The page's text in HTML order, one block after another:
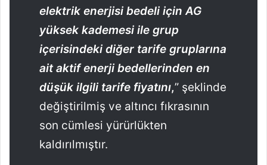
elektrik enerjisi bedeli için AG
yüksek kademesi ile grup
içerisindeki diğer tarife gruplarına
ait aktif enerji bedellerinden en
düşük ilgili tarife fiyatını,” şeklinde
değiştirilmiş ve altıncı fıkrasının
son cümlesi yürürlükten
kaldırılmıştır.